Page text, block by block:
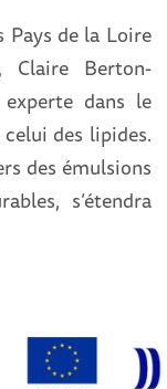
Pays de la Loire
Claire Berton-
dans le
des lipides.
des émulsions
s’étendra